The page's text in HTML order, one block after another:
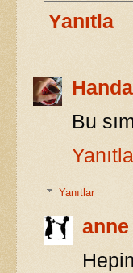
Yanıtla
Bu
Yanıtla
Yanıtlar